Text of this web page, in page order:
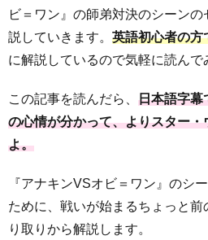
ビ＝ワン』の師弟対決のシーン
説していきます。 英語初心者の方
に解説しているので気軽に読んで
この記事を読んだら、 日本語字幕
の心情が分かって、よりスター
よ。
『アナキンVSオビ＝ワン』のシ
ために、戦いが始まるちょっと
り取りから解説します。